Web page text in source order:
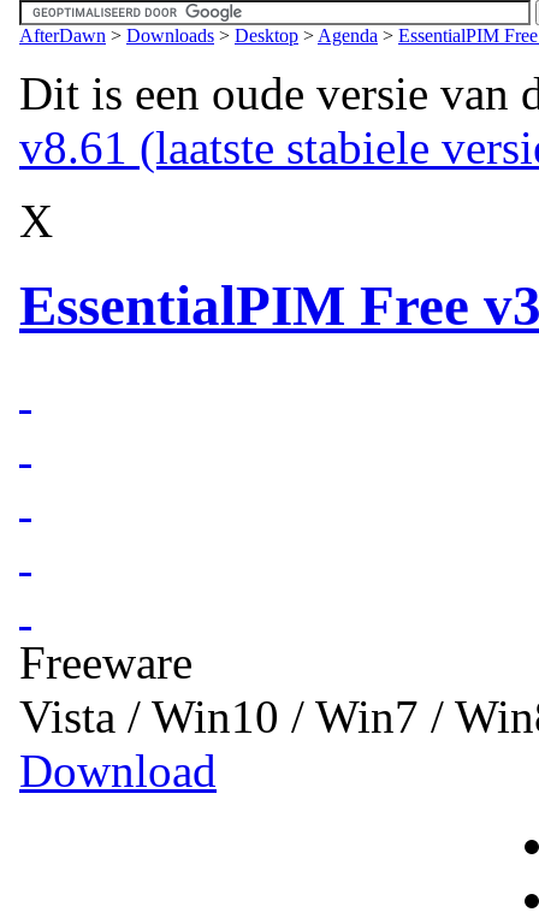
AfterDawn > Downloads > Desktop > Agenda > EssentialPIM
Dit is een oude versie van
v8.61 (laatste stabiele
X
EssentialPIM Free
Freeware
Vista / Win10 / Win7 /
Download